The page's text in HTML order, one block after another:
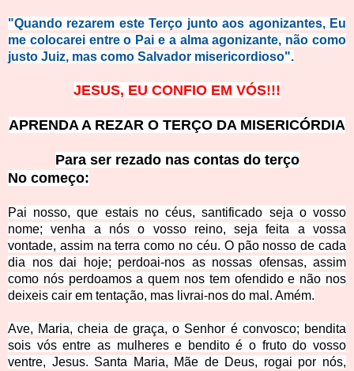
"Quando rezarem este Terço junto aos agonizantes, Eu
me colocarei entre o Pai e a alma agonizante, não como
justo Juiz, mas como Salvador misericordioso".
JESUS, EU CONFIO EM VÓS!!!
APRENDA A REZAR O TERÇO DA MISERICÓRDIA
Para ser rezado nas contas do terço
No começo:
Pai nosso, que estais no céus, santificado seja o vosso
nome; venha a nós o vosso reino, seja feita a vossa
vontade, assim na terra como no céu. O pão nosso de cada
dia nos dai hoje; perdoai-nos as nossas ofensas, assim
como nós perdoamos a quem nos tem ofendido e não nos
deixeis cair em tentação, mas livrai-nos do mal. Amém.
Ave, Maria, cheia de graça, o Senhor é convosco; bendita
sois vós entre as mulheres e bendito é o fruto do vosso
ventre, Jesus. Santa Maria, Mãe de Deus, rogai por nós,